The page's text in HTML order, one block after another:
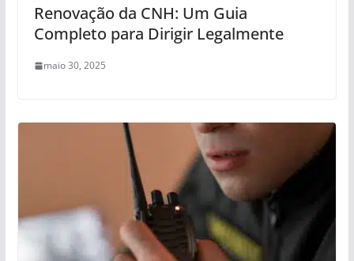
Renovação da CNH: Um Guia
Completo para Dirigir Legalmente
maio 30, 2025